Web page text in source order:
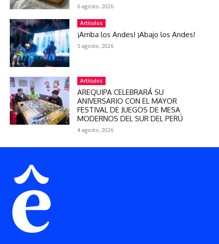
6 agosto, 2026
Artículos
¡Arriba los Andes! ¡Abajo los Andes!
5 agosto, 2026
Artículos
AREQUIPA CELEBRARÁ SU
ANIVERSARIO CON EL MAYOR
FESTIVAL DE JUEGOS DE MESA
MODERNOS DEL SUR DEL PERÚ
4 agosto, 2026